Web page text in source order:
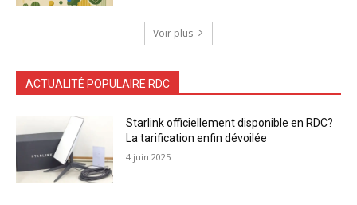
Voir plus
ACTUALITÉ POPULAIRE RDC
Starlink officiellement disponible en RDC?
La tarification enfin dévoilée
4 juin 2025